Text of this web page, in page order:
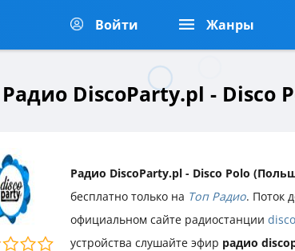
Войти Жанры
Радио DiscoParty.pl - Disco
Радио DiscoParty.pl - Disco Polo
бесплатно только на Топ Радио. Поток
официальном сайте радиостанции
устройства слушайте эфир радио